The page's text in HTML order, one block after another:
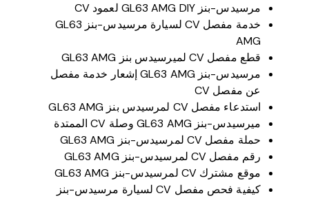
مرسيدس-بنز GL63 AMG DIY لعمود CV
خدمة مفصل CV لسيارة مرسيدس-بنز GL63
AMG
قطع مفصل CV لميرسيدس بنز GL63 AMG
مرسيدس-بنز GL63 AMG إشعار خدمة مفصل
عن مفصل CV
استدعاء مفصل CV لمرسيدس بنز GL63 AMG
ميرسيدس-بنز GL63 AMG وصلة CV الممتدة
حملة مفصل CV لمرسيدس-بنز GL63 AMG
رقم مفصل CV لمرسيدس-بنز GL63 AMG
موقع مشترك CV لمرسيدس-بنز GL63 AMG
كيفية فحص مفصل CV لسيارة مرسيدس-بنز